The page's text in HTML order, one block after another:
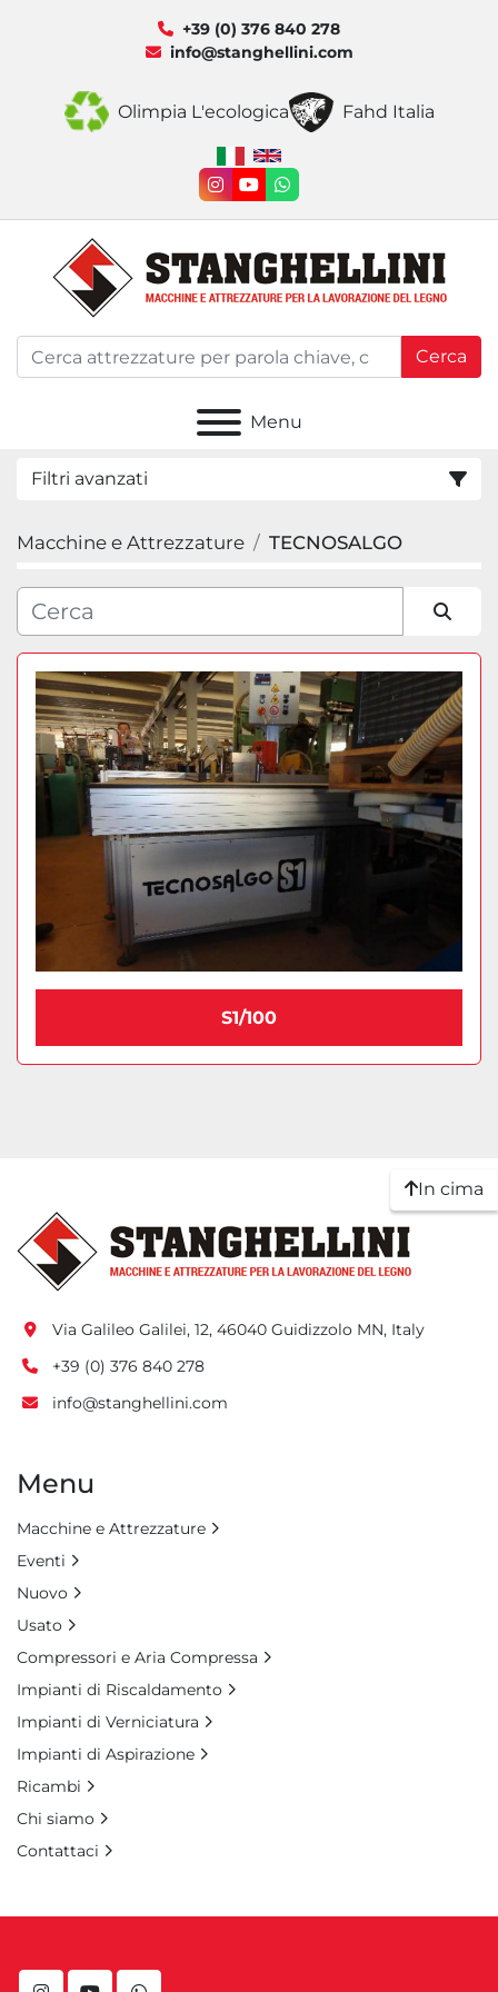
+39 (0) 376 840 278
info@stanghellini.com
Olimpia L'ecologica Fahd Italia
instagram
youtubewhatsapp
Cerca
Menu
Filtri avanzati
Categoria
Produttore
Modello
Macchine e Attrezzature TECNOSALGO
Ordina per
S1/100
In cima
Via Galileo Galilei, 12, 46040 Guidizzolo MN, Italy
+39 (0) 376 840 278
info@stanghellini.com
Menu
Macchine e Attrezzature
Eventi
Nuovo
Usato
Compressori e Aria Compressa
Impianti di Riscaldamento
Impianti di Verniciatura
Impianti di Aspirazione
Ricambi
Chi siamo
Contattaci